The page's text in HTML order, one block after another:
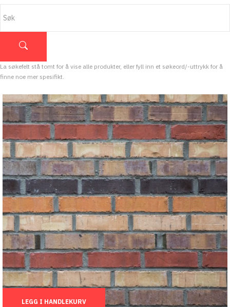
La søkefelt stå tomt for å vise alle produkter, eller fyll inn et søkeord/-uttrykk for å
finne noe mer spesifikt.
LEGG I HANDLEKURV